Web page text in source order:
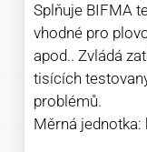
Splňuje BIFMA
vhodné pro
apod.. Zvládá
tisících
problémů.
Měrná jednotka: